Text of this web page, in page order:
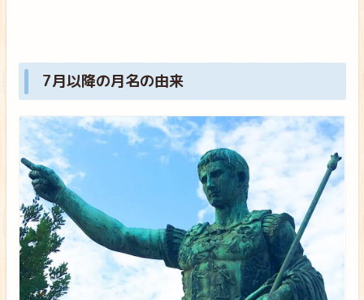
7月以降の月名の由来